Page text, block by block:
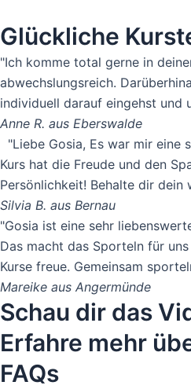
Glückliche
"Ich komme total gerne in
abwechslungsreich.
individuell darauf eingehst und
Anne R. aus Eberswalde
"Liebe Gosia, Es war mir eine
Kurs hat die Freude und den
Persönlichkeit! Behalte dir
Silvia B. aus Bernau
"Gosia ist eine sehr
Das macht das Sporteln für
Kurse freue. Gemeinsam
Mareike aus Angermünde
Schau dir das
Erfahre mehr
FAQs